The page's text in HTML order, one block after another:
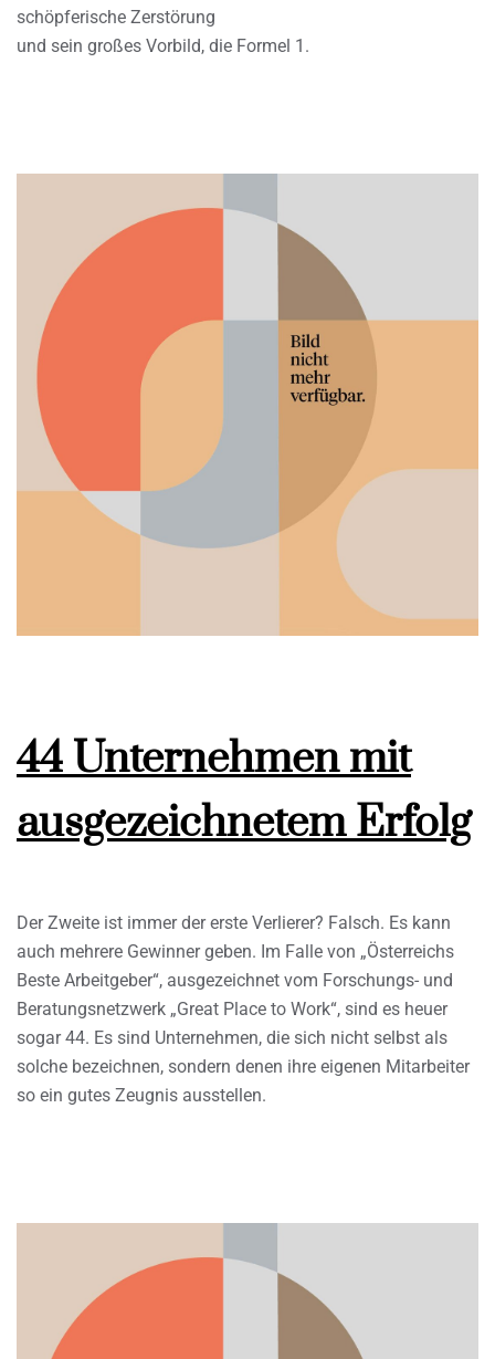
schöpferische Zerstörung
und sein großes Vorbild, die Formel 1.
44 Unternehmen mit
ausgezeichnetem Erfolg
Der Zweite ist immer der erste Verlierer? Falsch. Es kann
auch mehrere Gewinner geben. Im Falle von „Österreichs
Beste Arbeitgeber“, ausgezeichnet vom Forschungs- und
Beratungsnetzwerk „Great Place to Work“, sind es heuer
sogar 44. Es sind Unternehmen, die sich nicht selbst als
solche bezeichnen, sondern denen ihre eigenen Mitarbeiter
so ein gutes Zeugnis ausstellen.